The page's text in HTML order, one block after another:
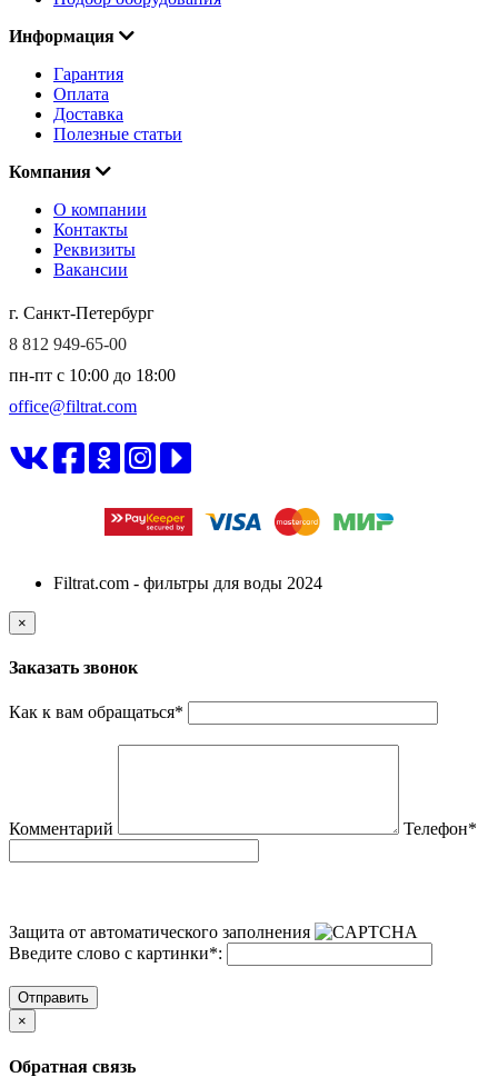
Информация
Гарантия
Оплата
Доставка
Полезные статьи
Компания
О компании
Контакты
Реквизиты
Вакансии
г. Санкт-Петербург
8 812 949-65-00
пн-пт c 10:00 до 18:00
office@filtrat.com
Filtrat.com - фильтры для воды 2024
×
Заказать звонок
Как к вам обращаться*
Комментарий Телефон*
Защита от автоматического заполнения
Введите слово с картинки*:
Отправить
×
Обратная связь